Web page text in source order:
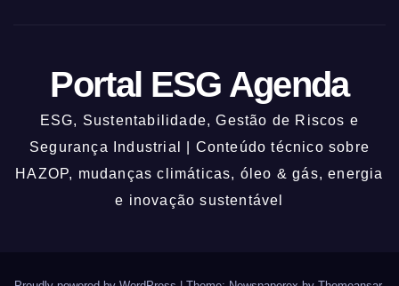
Portal ESG Agenda
ESG, Sustentabilidade, Gestão de Riscos e
Segurança Industrial | Conteúdo técnico sobre
HAZOP, mudanças climáticas, óleo & gás, energia
e inovação sustentável